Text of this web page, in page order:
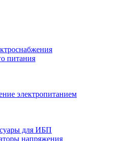
питания
электропитанием
для ИБП
напряжения